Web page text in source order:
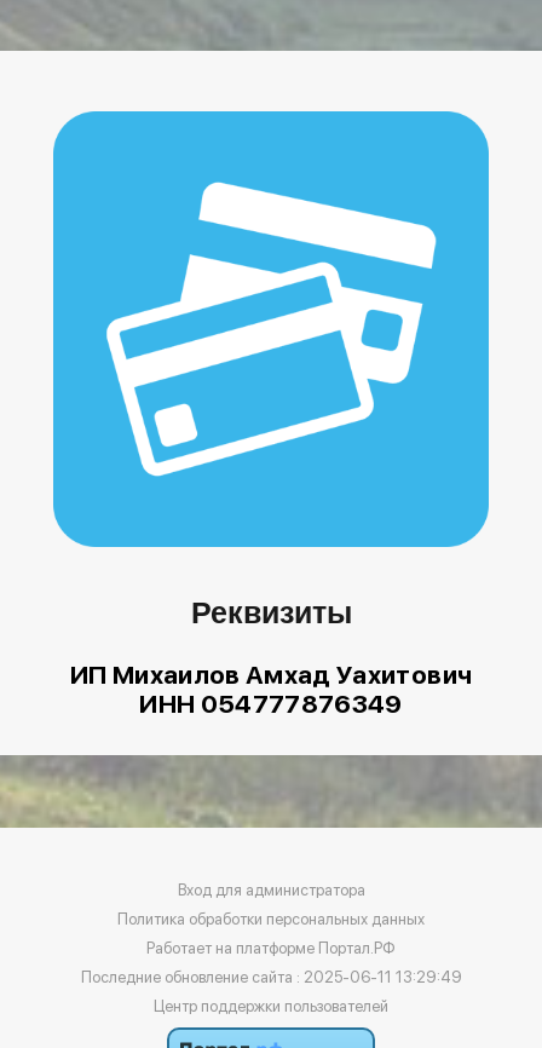
Реквизиты
ИП Михаилов Амхад Уахитович
ИНН 054777876349
Вход для администратора
Политика обработки персональных данных
Работает на платформе Портал.РФ
Последние обновление сайта : 2025-06-11 13:29:49
Центр поддержки пользователей